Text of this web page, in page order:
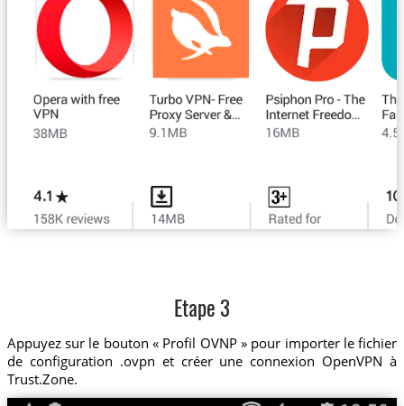
Etape 3
Appuyez sur le bouton « Profil OVNP » pour importer le fichier
de configuration .ovpn et créer une connexion OpenVPN à
Trust.Zone.